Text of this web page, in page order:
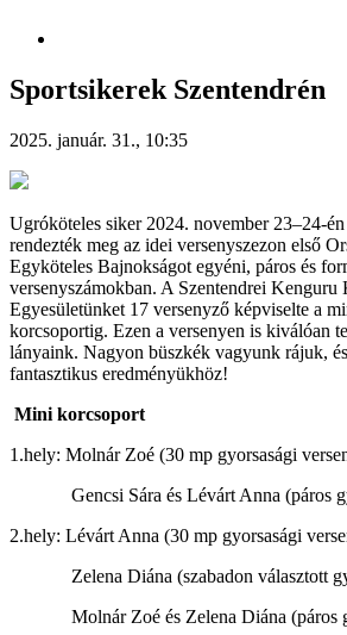
Sportsikerek Szentendrén
2025. január. 31., 10:35
Ugróköteles siker 2024. november 23–24-
rendezték meg az idei versenyszezon első
Egyköteles Bajnokságot egyéni, páros és
versenyszámokban. A Szentendrei Kenguru
Egyesületünket 17 versenyző képviselte a
korcsoportig. Ezen a versenyen is kiválóan
lányaink. Nagyon büszkék vagyunk rájuk,
fantasztikus eredményükhöz!
Mini korcsoport
1.hely: Molnár Zoé (30 mp gyorsasági
Gencsi Sára és Lévárt Anna (páros
2.hely: Lévárt Anna (30 mp gyorsasági
Zelena Diána (szabadon választott
Molnár Zoé és Zelena Diána (páros